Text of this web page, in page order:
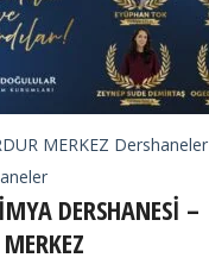
MERKEZ Dershaneler
DERSHANESİ –